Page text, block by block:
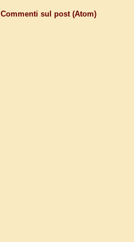
Commenti sul post (Atom)